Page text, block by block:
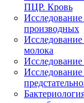
ПЦР. Кровь
производных
Исследование
молока
Исследование
Исследование